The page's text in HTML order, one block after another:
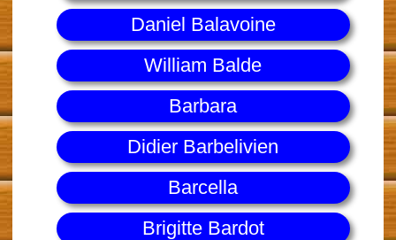
Daniel Balavoine
William Balde
Barbara
Didier Barbelivien
Barcella
Brigitte Bardot